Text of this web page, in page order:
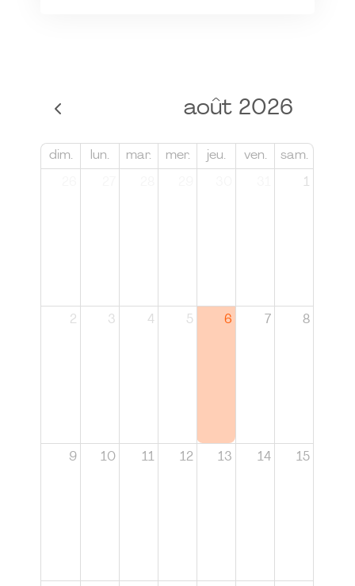
août 2026
dim. lun. mar. mer. jeu. ven. sam.
1
2 3 4 5 6 7 8
9 10 11 12 13 14 15